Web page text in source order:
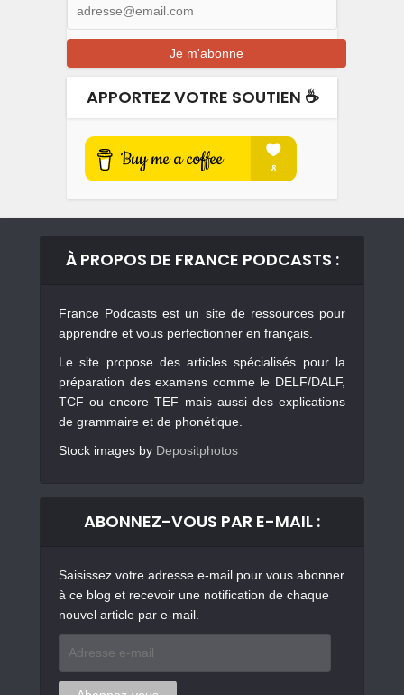
APPORTEZ VOTRE SOUTIEN ☕️
À PROPOS DE FRANCE PODCASTS :
France Podcasts est un site de ressources pour
apprendre et vous perfectionner en français.
Le site propose des articles spécialisés pour la
préparation des examens comme le DELF/DALF,
TCF ou encore TEF mais aussi des explications
de grammaire et de phonétique.
Stock images by Depositphotos
ABONNEZ-VOUS PAR E-MAIL :
Saisissez votre adresse e-mail pour vous abonner
à ce blog et recevoir une notification de chaque
nouvel article par e-mail.
mail